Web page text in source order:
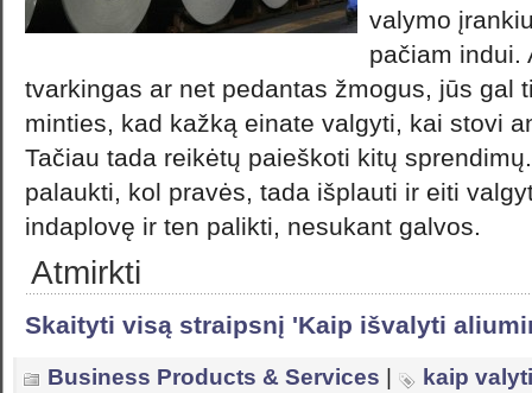
valymo
pačiam indui.
tvarkingas ar net pedantas žmogus, jūs gal
minties, kad kažką einate valgyti, kai stovi
Tačiau tada reikėtų paieškoti kitų
palaukti, kol pravės, tada išplauti ir eiti
indaplovę ir ten palikti, nesukant galvos.
Atmirkti
Skaityti visą straipsnį 'Kaip išvalyti
Business Products & Services kaip